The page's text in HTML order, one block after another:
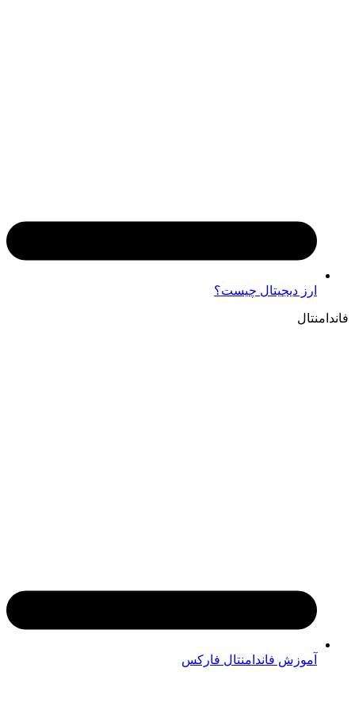
ارز دیجیتال چیست؟
فاندامنتال
آموزش فاندامنتال فارکس